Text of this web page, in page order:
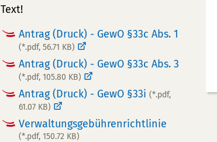
Text!
Antrag (Druck) - GewO §33c Abs. 1
(*.pdf, 56.71 KB)
Antrag (Druck) - GewO §33c Abs. 3
(*.pdf, 105.80 KB)
Antrag (Druck) - GewO §33i (*.pdf,
61.07 KB)
Verwaltungsgebührenrichtlinie
(*.pdf, 150.72 KB)